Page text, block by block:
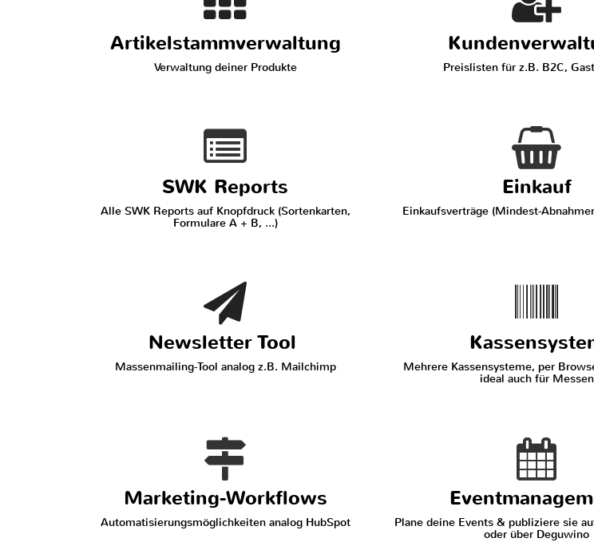
Artikelstammverwaltung
Verwaltung deiner Produkte Preislisten für z.B. B2C,
SWK Reports
Alle SWK Reports auf Knopfdruck (Sortenkarten,
Formulare A + B, ...)
Einkauf
Einkaufsverträge (Mindest-
Newsletter Tool
Massenmailing-Tool analog z.B. Mailchimp Mehrere Kassensysteme, per
ideal auch für Messen
Marketing-Workflows
Automatisierungsmöglichkeiten analog HubSpot Plane deine Events & publiziere sie
oder über Deguwino